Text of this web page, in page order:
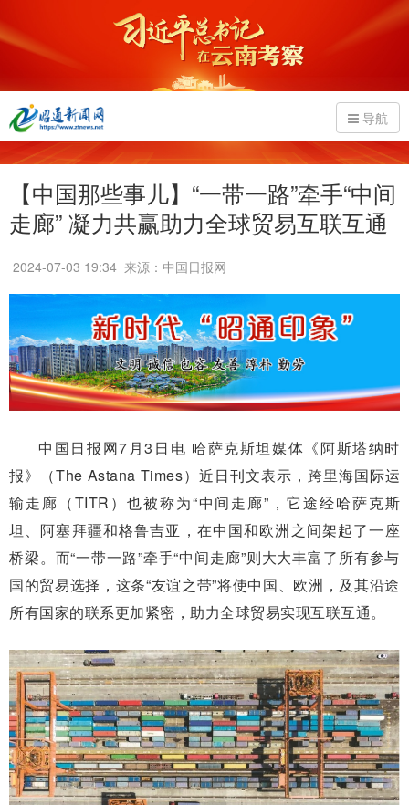
导航
【中国那些事儿】“一带一路”牵手“中间
走廊” 凝力共赢助力全球贸易互联互通
2024-07-03 19:34 来源：中国日报网
中国日报网7月3日电 哈萨克斯坦媒体《阿斯塔纳时
报》（The Astana Times）近日刊文表示，跨里海国际运
输走廊（TITR）也被称为“中间走廊”，它途经哈萨克斯
坦、阿塞拜疆和格鲁吉亚，在中国和欧洲之间架起了一座
桥梁。而“一带一路”牵手“中间走廊”则大大丰富了所有参与
国的贸易选择，这条“友谊之带”将使中国、欧洲，及其沿途
所有国家的联系更加紧密，助力全球贸易实现互联互通。